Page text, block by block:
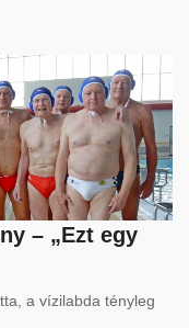
– „Ezt egy
a vízilabda tényleg